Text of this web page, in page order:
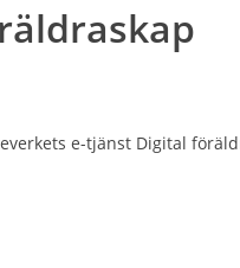
e-tjänst Digital